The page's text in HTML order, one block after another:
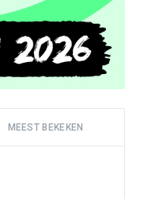
MEEST BEKEKEN